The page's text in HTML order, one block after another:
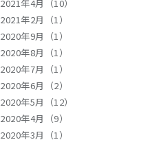
2021年4月（10）
2021年2月（1）
2020年9月（1）
2020年8月（1）
2020年7月（1）
2020年6月（2）
2020年5月（12）
2020年4月（9）
2020年3月（1）